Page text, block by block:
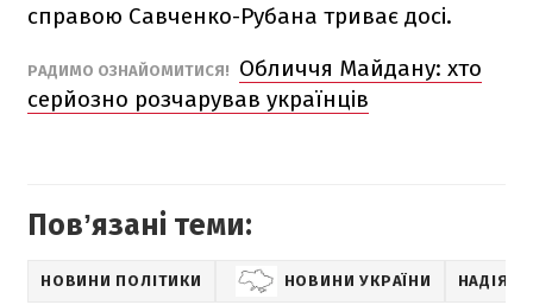
справою Савченко-Рубана триває досі.
РАДИМО ОЗНАЙОМИТИСЯ!
Обличчя Майдану: хто
серйозно розчарував українців
Повʼязані теми:
НОВИНИ ПОЛІТИКИ НОВИНИ УКРАЇНИ НАДІЯ